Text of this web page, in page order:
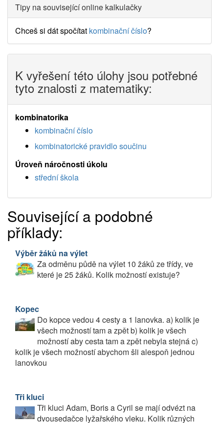
Tipy na související online kalkulačky
Chceš si dát spočítat kombinační číslo?
K vyřešení této úlohy jsou potřebné
tyto znalosti z matematiky:
kombinatorika
kombinační číslo
kombinatorické pravidlo součinu
Úroveň náročnosti úkolu
střední škola
Související a podobné
příklady:
Výběr žáků na výlet
Za odměnu půdě na výlet 10 žáků ze třídy, ve
které je 25 žáků. Kolik možností existuje?
Kopec
Do kopce vedou 4 cesty a 1 lanovka. a) kolik je
všech možností tam a zpět b) kolik je všech
možností aby cesta tam a zpět nebyla stejná c)
kolik je všech možností abychom šli alespoň jednou
lanovkou
Tři kluci
Tři kluci Adam, Boris a Cyril se mají odvézt na
dvousedačce lyžařského vleku. Kolik různých